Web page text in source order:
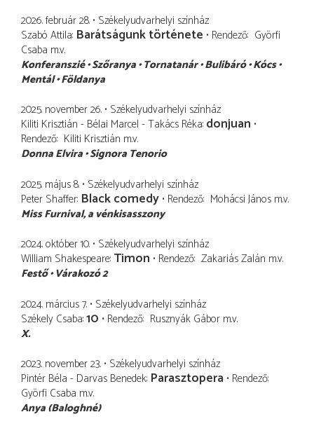
2026. február 28. Székelyudvarhelyi színház
Szabó Attila Barátságunk története Rendező Györfi
Csaba m.v.
Konferanszié Szőranya Tornatanár Bulibáró Kócs
Mentál Földanya
2025. november 26. Székelyudvarhelyi színház
Kiliti Krisztián - Bélai Marcel - Takács Réka donjuan
Rendező Kiliti Krisztián m.v.
Donna Elvira Signora Tenorio
2025. május 8. Székelyudvarhelyi színház
Peter Shaffer Black comedy Rendező Mohácsi János m.v.
Miss Furnival a vénkisasszony
2024. október 10. Székelyudvarhelyi színház
William Shakespeare Timon Rendező Zakariás Zalán m.v.
Festő Várakozó 2
2024. március 7. Székelyudvarhelyi színház
Székely Csaba 10 Rendező Rusznyák Gábor m.v.
X.
2023. november 23. Székelyudvarhelyi színház
Pintér Béla - Darvas Benedek Parasztopera Rendező
Györfi Csaba m.v.
Anya (Baloghné)